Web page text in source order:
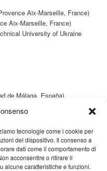
tecnologie come i cookie per
del dispositivo. Il consenso a
dati come il comportamento di
acconsentire o ritirare il
alcune caratteristiche e funzioni.
Aix-Marseille, France)
Aix-Marseille, France)
University of Ukraine
de Málaga, España)
di Messina)
Foscari, Venezia, Italia)
Studi dell’Insubria, Italia)